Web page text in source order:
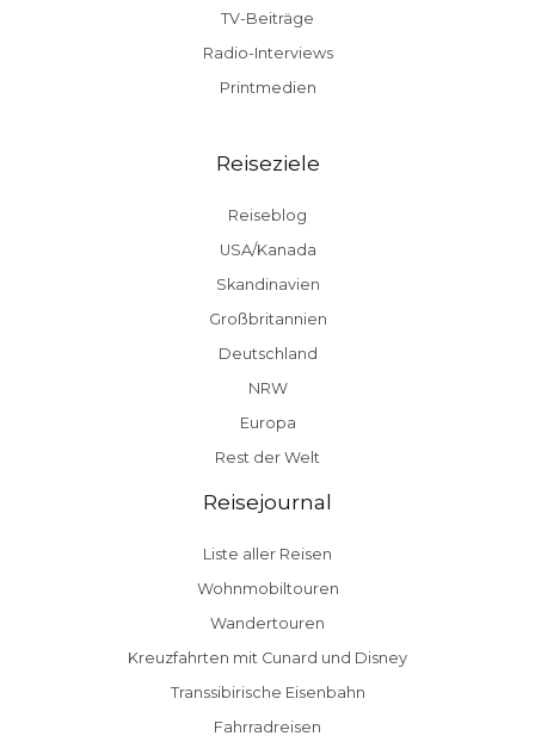
TV-Beiträge
Radio-Interviews
Printmedien
Reiseziele
Reiseblog
USA/Kanada
Skandinavien
Großbritannien
Deutschland
NRW
Europa
Rest der Welt
Reisejournal
Liste aller Reisen
Wohnmobiltouren
Wandertouren
Kreuzfahrten mit Cunard und Disney
Transsibirische Eisenbahn
Fahrradreisen